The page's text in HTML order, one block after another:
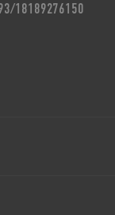
18189276150